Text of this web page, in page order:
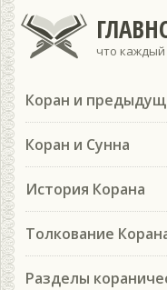
что
Коран и
Коран и Сунна
История Корана
Толкование
Разделы